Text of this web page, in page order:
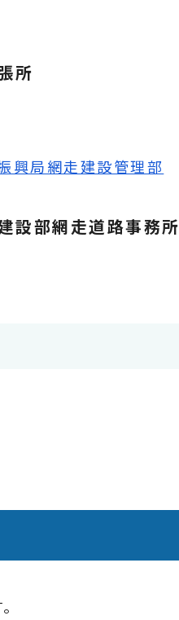
所
興局網走建設管理部
設部網走道路事務所